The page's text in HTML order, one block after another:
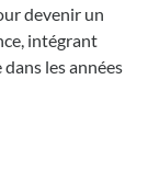
devenir un
intégrant
les années